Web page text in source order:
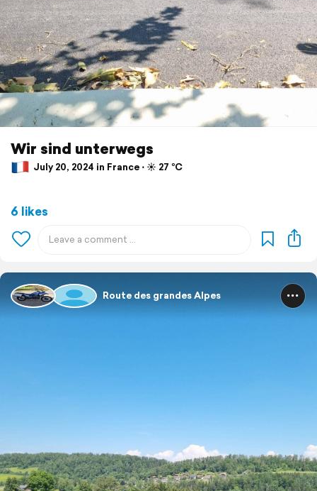
Wir sind unterwegs
July 20, 2024 in France ⋅ ☀️ 27 °C
6 likes
Route des grandes Alpes